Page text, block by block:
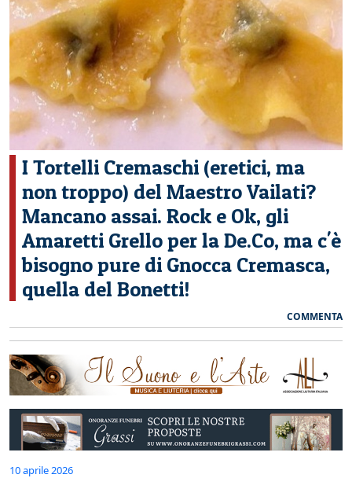
CERCA
I Tortelli Cremaschi (eretici, ma
non troppo) del Maestro Vailati?
Mancano assai. Rock e Ok, gli
Amaretti Grello per la De.Co, ma c'è
bisogno pure di Gnocca Cremasca,
quella del Bonetti!
COMMENTA
10 aprile 2026